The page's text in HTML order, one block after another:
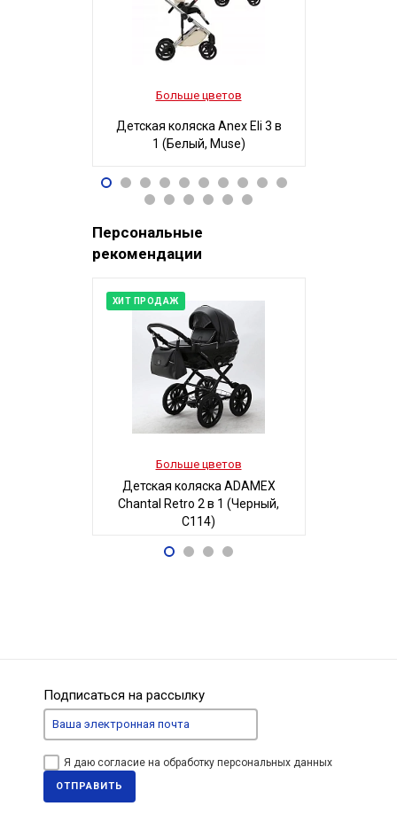
Больше цветов
Детская коляска Anex Eli 3 в
1 (Белый, Muse)
96 490Р
Персональные
рекомендации
ХИТ ПРОДАЖ
Больше цветов
Детская коляска ADAMEX
Chantal Retro 2 в 1 (Черный,
C114)
68 700 Р
Подписаться на рассылку
Я даю согласие на обработку персональных данных
ОТПРАВИТЬ